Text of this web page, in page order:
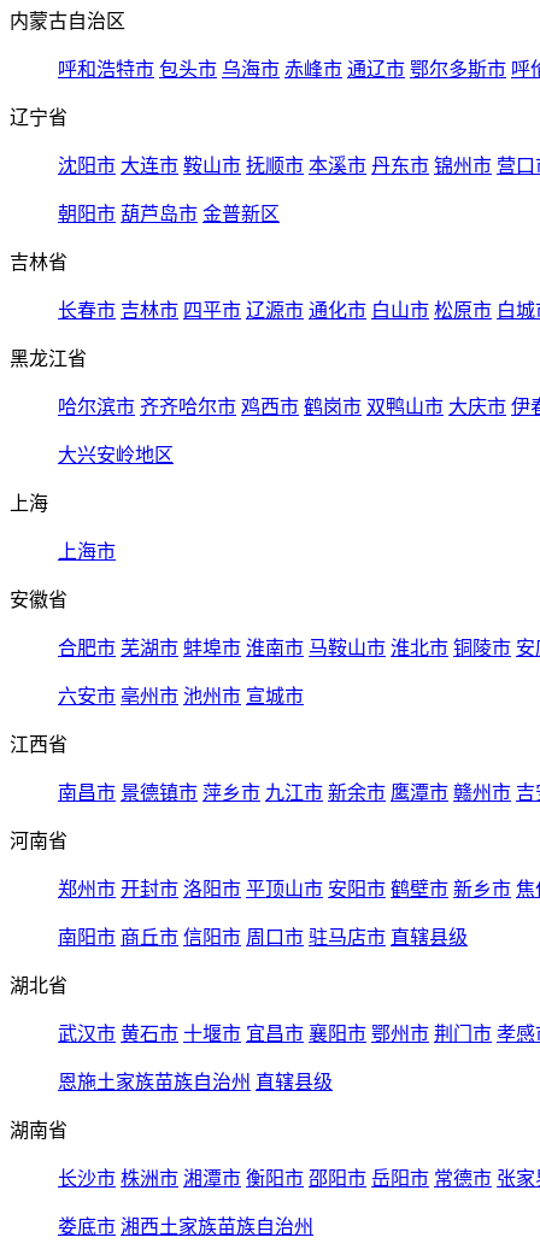
内蒙古自治区
呼和浩特市 包头市 乌海市 赤峰市 通辽市 鄂尔多斯市 呼
辽宁省
沈阳市 大连市 鞍山市 抚顺市 本溪市 丹东市 锦州市 营口
朝阳市 葫芦岛市 金普新区
吉林省
长春市 吉林市 四平市 辽源市 通化市 白山市 松原市 白城
黑龙江省
哈尔滨市 齐齐哈尔市 鸡西市 鹤岗市 双鸭山市 大庆市 伊
大兴安岭地区
上海
上海市
安徽省
合肥市 芜湖市 蚌埠市 淮南市 马鞍山市 淮北市 铜陵市 安
六安市 亳州市 池州市 宣城市
江西省
南昌市 景德镇市 萍乡市 九江市 新余市 鹰潭市 赣州市 吉
河南省
郑州市 开封市 洛阳市 平顶山市 安阳市 鹤壁市 新乡市 焦
南阳市 商丘市 信阳市 周口市 驻马店市 直辖县级
湖北省
武汉市 黄石市 十堰市 宜昌市 襄阳市 鄂州市 荆门市 孝感
恩施土家族苗族自治州 直辖县级
湖南省
长沙市 株洲市 湘潭市 衡阳市 邵阳市 岳阳市 常德市 张家
娄底市 湘西土家族苗族自治州